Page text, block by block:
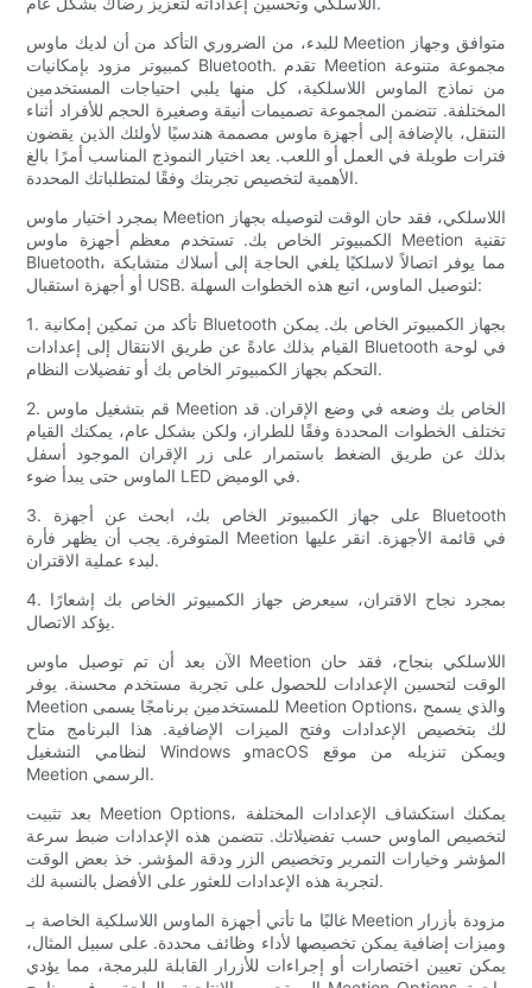
للبدء، من الضروري التأكد من أن لديك ماوس Meetion متوافق وجهاز
كمبيوتر مزود بإمكانيات Bluetooth. تقدم Meetion مجموعة متنوعة
من نماذج الماوس اللاسلكية، كل منها يلبي احتياجات المستخدمين
المختلفة. تتضمن المجموعة تصميمات أنيقة وصغيرة الحجم للأفراد أثناء
التنقل، بالإضافة إلى أجهزة ماوس مصممة هندسيًا لأولئك الذين يقضون
فترات طويلة في العمل أو اللعب. يعد اختيار النموذج المناسب أمرًا بالغ
الأهمية لتخصيص تجربتك وفقًا لمتطلباتك المحددة.
بمجرد اختيار ماوس Meetion اللاسلكي، فقد حان الوقت لتوصيله بجهاز
الكمبيوتر الخاص بك. تستخدم معظم أجهزة ماوس Meetion تقنية
Bluetooth، مما يوفر اتصالاً لاسلكيًا يلغي الحاجة إلى أسلاك متشابكة
أو أجهزة استقبال USB. لتوصيل الماوس، اتبع هذه الخطوات السهلة:
1. تأكد من تمكين إمكانية Bluetooth بجهاز الكمبيوتر الخاص بك. يمكن
القيام بذلك عادةً عن طريق الانتقال إلى إعدادات Bluetooth في لوحة
التحكم بجهاز الكمبيوتر الخاص بك أو تفضيلات النظام.
2. قم بتشغيل ماوس Meetion الخاص بك وضعه في وضع الإقران. قد
تختلف الخطوات المحددة وفقًا للطراز، ولكن بشكل عام، يمكنك القيام
بذلك عن طريق الضغط باستمرار على زر الإقران الموجود أسفل
الماوس حتى يبدأ ضوء LED في الوميض.
3. على جهاز الكمبيوتر الخاص بك، ابحث عن أجهزة Bluetooth
المتوفرة. يجب أن يظهر فأرة Meetion في قائمة الأجهزة. انقر عليها
لبدء عملية الاقتران.
4. بمجرد نجاح الاقتران، سيعرض جهاز الكمبيوتر الخاص بك إشعارًا
يؤكد الاتصال.
الآن بعد أن تم توصيل ماوس Meetion اللاسلكي بنجاح، فقد حان
الوقت لتحسين الإعدادات للحصول على تجربة مستخدم محسنة. يوفر
Meetion للمستخدمين برنامجًا يسمى Meetion Options، والذي يسمح
لك بتخصيص الإعدادات وفتح الميزات الإضافية. هذا البرنامج متاح
لنظامي التشغيل Windows وmacOS ويمكن تنزيله من موقع
Meetion الرسمي.
بعد تثبيت Meetion Options، يمكنك استكشاف الإعدادات المختلفة
لتخصيص الماوس حسب تفضيلاتك. تتضمن هذه الإعدادات ضبط سرعة
المؤشر وخيارات التمرير وتخصيص الزر ودقة المؤشر. خذ بعض الوقت
لتجربة هذه الإعدادات للعثور على الأفضل بالنسبة لك.
غالبًا ما تأتي أجهزة الماوس اللاسلكية الخاصة بـ Meetion مزودة بأزرار
وميزات إضافية يمكن تخصيصها لأداء وظائف محددة. على سبيل المثال،
يمكن تعيين اختصارات أو إجراءات للأزرار القابلة للبرمجة، مما يؤدي